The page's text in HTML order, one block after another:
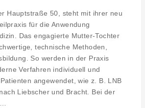
Hauptstraße 50, steht mit ihrer neu
für die Anwendung
Das engagierte Mutter-Tochter
technische Methoden,
So werden in der Praxis
Verfahren individuell und
angewendet, wie z. B. LNB
Liebscher und Bracht. Bei der